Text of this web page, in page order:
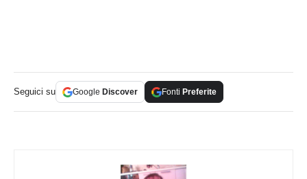
Seguici su Google Discover Fonti Preferite